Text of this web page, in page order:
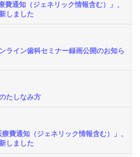
費通知（ジェネリック情報含む）」、
しました
ライン歯科セミナー録画公開のお知ら
たしなみ方
費通知（ジェネリック情報含む）」、
しました